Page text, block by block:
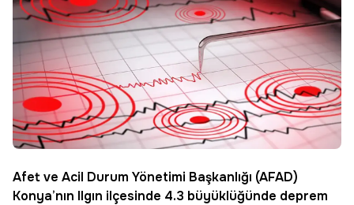
Afet ve Acil Durum Yönetimi Başkanlığı (AFAD)
Konya’nın Ilgın ilçesinde 4.3 büyüklüğünde deprem